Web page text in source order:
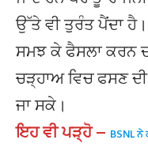
ਉੱਤੇ ਵੀ ਤੁਰੰਤ ਪੈਂਦਾ
ਸਮਝ ਕੇ ਫੈਸਲਾ ਕਰਨ
ਚੜ੍ਹਾਅ ਵਿਚ ਫਸਣ
ਜਾ ਸਕੇ।
ਇਹ ਵੀ ਪੜ੍ਹੋ – BSNL ਨੇ